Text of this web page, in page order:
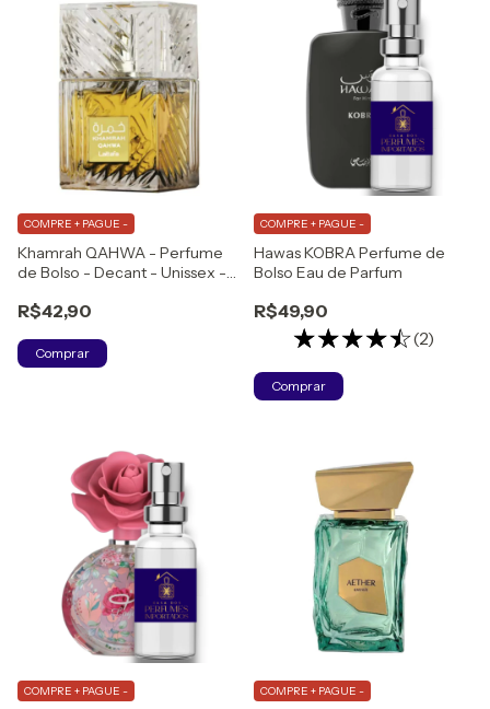
Khamrah QAHWA - Perfume
de Bolso - Decant - Unissex -
R$42,90
COMPRE + PAGUE -
Comprar
Hawas KOBRA Perfume de
Bolso Eau de Parfum
R$49,90
(2)
COMPRE + PAGUE -
Comprar
COMPRE + PAGUE - COMPRE + PAGUE -